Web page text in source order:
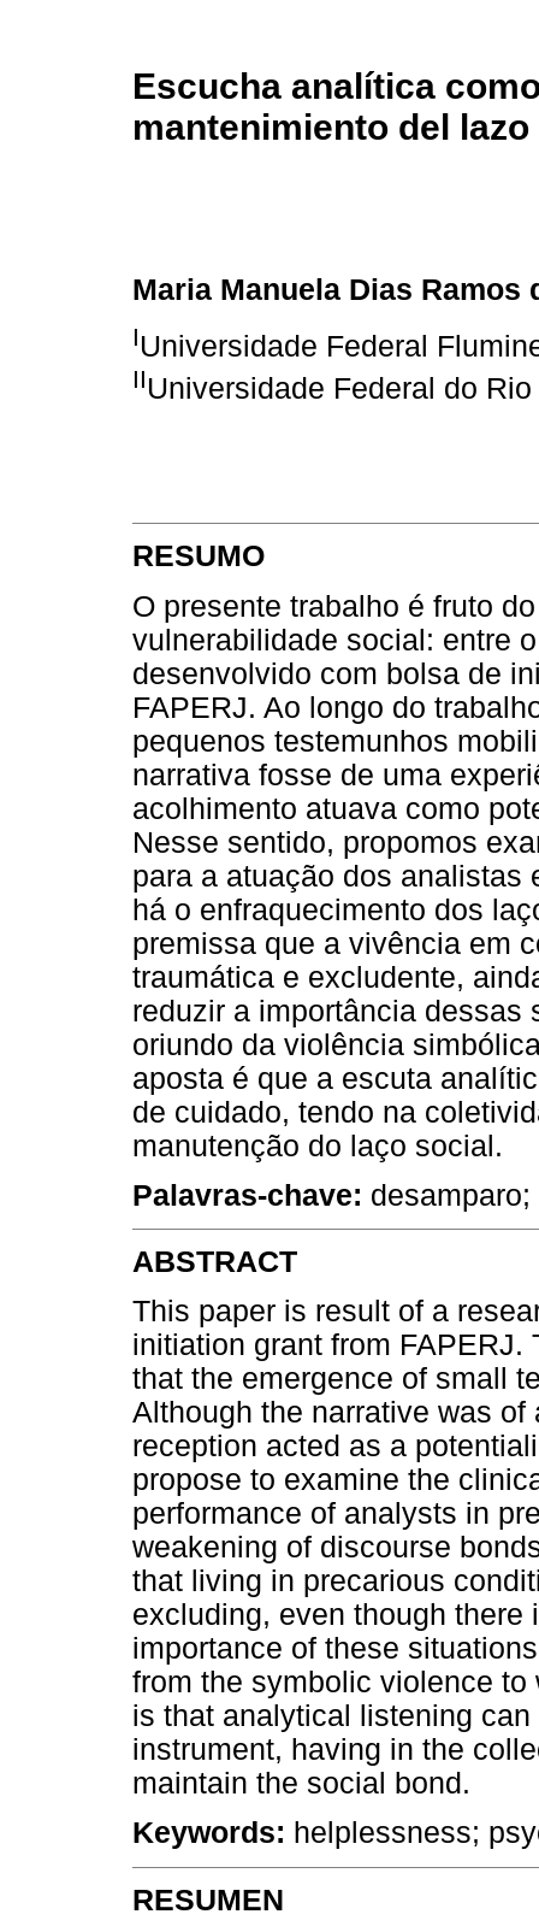
Escucha analítica
mantenimiento del
Maria Manuela Dias Ramos
IUniversidade Federal
IIUniversidade Federal do
RESUMO
O presente trabalho é fruto
vulnerabilidade social: entre
desenvolvido com bolsa de
FAPERJ. Ao longo do
pequenos testemunhos
narrativa fosse de uma
acolhimento atuava como
Nesse sentido, propomos
para a atuação dos analistas
há o enfraquecimento dos
premissa que a vivência em
traumática e excludente,
reduzir a importância dessas
oriundo da violência
aposta é que a escuta
de cuidado, tendo na
manutenção do laço social.
Palavras-chave:
ABSTRACT
This paper is result of a
initiation grant from FAPERJ.
that the emergence of small
Although the narrative was
reception acted as a
propose to examine the
performance of analysts in
weakening of discourse
that living in precarious
excluding, even though
importance of these
from the symbolic violence
is that analytical listening
instrument, having in the
maintain the social bond.
Keywords: helplessness;
RESUMEN